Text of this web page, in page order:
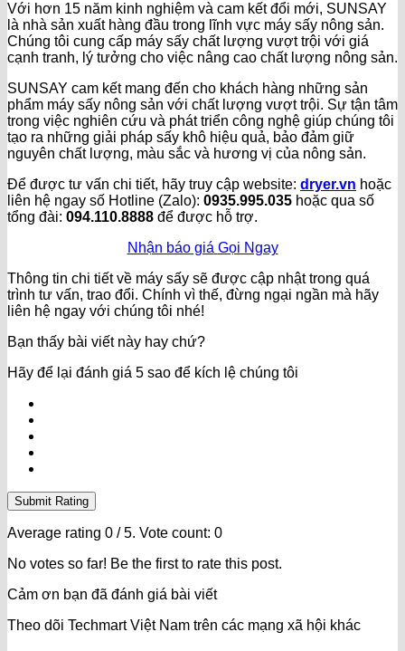
Với hơn 15 năm kinh nghiệm và cam kết đổi mới, SUNSAY
là nhà sản xuất hàng đầu trong lĩnh vực máy sấy nông sản.
Chúng tôi cung cấp máy sấy chất lượng vượt trội với giá
cạnh tranh, lý tưởng cho việc nâng cao chất lượng nông sản.
SUNSAY cam kết mang đến cho khách hàng những sản
phẩm máy sấy nông sản với chất lượng vượt trội. Sự tận tâm
trong việc nghiên cứu và phát triển công nghệ giúp chúng tôi
tạo ra những giải pháp sấy khô hiệu quả, bảo đảm giữ
nguyên chất lượng, màu sắc và hương vị của nông sản.
Để được tư vấn chi tiết, hãy truy cập website: dryer.vn hoặc
liên hệ ngay số Hotline (Zalo): 0935.995.035 hoặc qua số
tổng đài: 094.110.8888 để được hỗ trợ.
Nhận báo giá Gọi Ngay
Thông tin chi tiết về máy sấy sẽ được cập nhật trong quá
trình tư vấn, trao đổi. Chính vì thế, đừng ngại ngần mà hãy
liên hệ ngay với chúng tôi nhé!
Bạn thấy bài viết này hay chứ?
Hãy để lại đánh giá 5 sao để kích lệ chúng tôi
Submit Rating
Average rating 0 / 5. Vote count: 0
No votes so far! Be the first to rate this post.
Cảm ơn bạn đã đánh giá bài viết
Theo dõi Techmart Việt Nam trên các mạng xã hội khác